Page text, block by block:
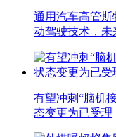
通用汽车高管斯
动驾驶技术，
有望冲刺“脑机
态变更为已受理